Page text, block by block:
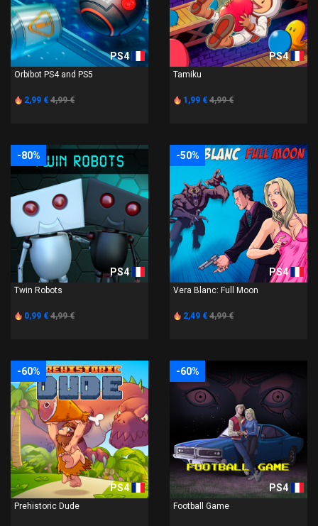
PS4
Orbibot PS4 and PS5
2,99 € 4,99 €
PS4
Tamiku
1,99 € 4,99 €
-80%
PS4
Twin Robots
0,99 € 4,99 €
-50%
PS4
Vera Blanc: Full Moon
2,49 € 4,99 €
-60%
PS4
Prehistoric Dude
-60%
PS4
Football Game